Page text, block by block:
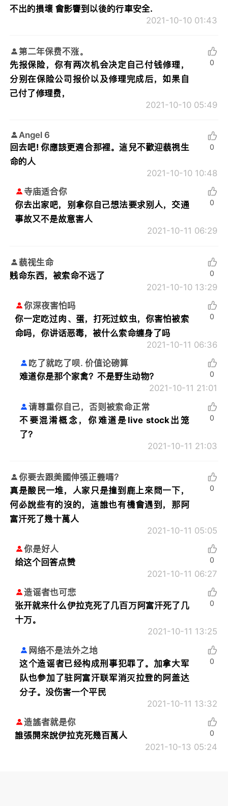
不出的損壞 會影響到以後的行車安全.
2021-10-10 01:43
第二年保费不涨。
先报保险，你有两次机会决定自己付钱修理，
分别在保险公司报价以及修理完成后，如果自
己付了修理费，
2021-10-10 05:49
0
Angel 6
回去吧! 你應該更適合那裡。這兒不歡迎藐視生
命的人
2021-10-10 10:48
0
寺庙适合你
你去出家吧，别拿你自己想法要求别人，交通
事故又不是故意害人
2021-10-11 06:29
0
藐视生命
贱命东西，被索命不远了
2021-10-10 13:29
0
你深夜害怕吗
你一定吃过肉、蛋，打死过蚊虫，你害怕被索
命吗，你讲话恶毒，被什么索命缠身了吗
2021-10-11 06:36
0
吃了就吃了呗. 价值论磅算
难道你是那个家禽？不是野生动物？
2021-10-11 21:01
0
请尊重你自己，否则被索命正常
不要混淆概念，你难道是live stock出笼
了？
2021-10-11 21:03
0
你要去跟美國伸張正義嗎？
真是酸民一堆，人家只是撞到鹿上來問一下，
何必說些有的沒的，這誰也有機會遇到，那阿
富汗死了幾十萬人
2021-10-11 05:05
0
你是好人
给这个回答点赞
2021-10-11 06:27
0
造谣者也可悲
张开就来什么伊拉克死了几百万阿富汗死了几
十万。
2021-10-11 13:25
0
网络不是法外之地
这个造谣者已经构成刑事犯罪了。加拿大军
队也参加了驻阿富汗联军消灭拉登的阿盖达
分子。没伤害一个平民
2021-10-11 13:32
0
造謠者就是你
誰張開來說伊拉克死幾百萬人
2021-10-13 05:24
0